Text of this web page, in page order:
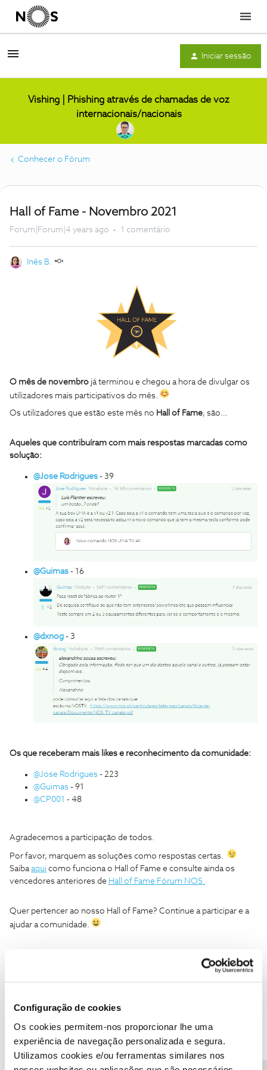
Configuração de cookies
Os cookies permitem-nos proporcionar lhe uma
experiência de navegação personalizada e segura.
Utilizamos cookies e/ou ferramentas similares nos
Menu
Iniciar sessão
Vishing | Phishing através de chamadas de voz
internacionais/nacionais
Conhecer o Fórum
Hall of Fame - Novembro 2021
Forum|Forum|4 years ago 1 comentário
Inês B.
O mês de novembro já terminou e chegou a hora de divulgar os
utilizadores mais participativos do mês.
Os utilizadores que estão este mês no Hall of Fame, são…
Aqueles que contribuíram com mais respostas marcadas como
solução:
@Jose Rodrigues - 39
@Guimas - 16
@dxnog - 3
Os que receberam mais likes e reconhecimento da comunidade:
@Jose Rodrigues - 223
@Guimas - 91
@CP001 - 48
Agradecemos a participação de todos.
Por favor, marquem as soluções como respostas certas.
Saibaaqui como funciona o Hall of Fame e consulte ainda os
vencedores anteriores de Hall of Fame Fórum NOS.
Quer pertencer ao nosso Hall of Fame? Continue a participar e a
ajudar a comunidade.
Ajude a comunidade a encontrar informação relevante. Marque
como "Melhor Resposta" e faça "Like" nos melhores comentários.
2021 comunidade
7 pessoas gostaram